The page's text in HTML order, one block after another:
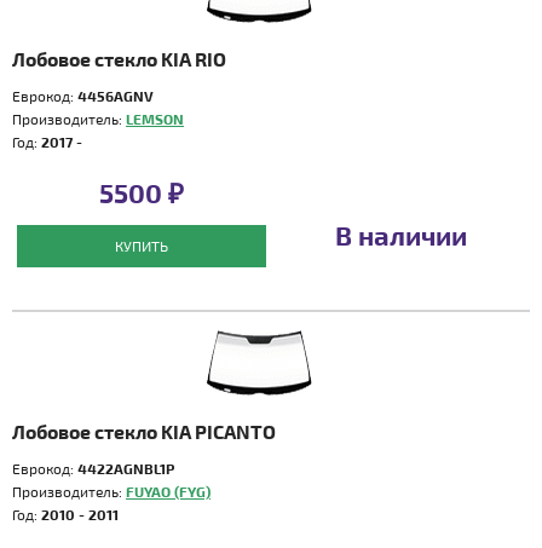
Лобовое стекло KIA RIO
Еврокод: 4456AGNV
Производитель: LEMSON
Год: 2017 -
5500 ₽
КУПИТЬ В наличии
Лобовое стекло KIA PICANTO
Еврокод: 4422AGNBL1P
Производитель: FUYAO (FYG)
Год: 2010 - 2011